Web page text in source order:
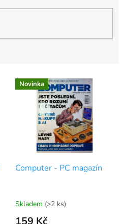
Novinka
Computer - PC magazín
Skladem (>2 ks)
159 Kč